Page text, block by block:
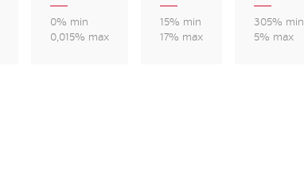
0% min
0,015% max
15% min
17% max
305% min
5% max